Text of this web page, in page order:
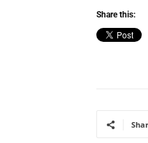
Share this: